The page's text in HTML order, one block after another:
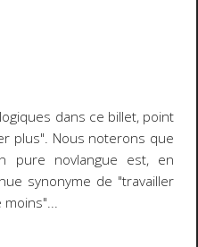
dans ce billet, point
plus". Nous noterons que
pure novlangue est, en
synonyme de "travailler
moins"...